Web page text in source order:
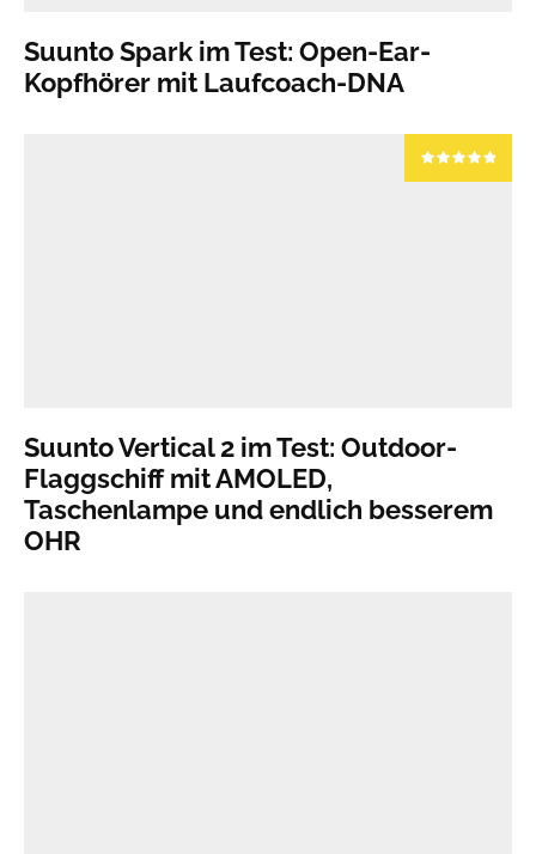
Suunto Spark im Test: Open-Ear-
Kopfhörer mit Laufcoach-DNA
Suunto Vertical 2 im Test: Outdoor-
Flaggschiff mit AMOLED,
Taschenlampe und endlich besserem
OHR